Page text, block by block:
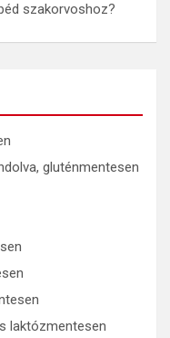
szakorvoshoz?
gluténmentesen
laktózmentesen